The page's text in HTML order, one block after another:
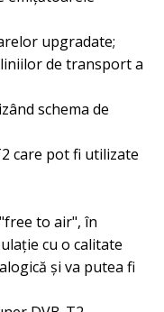
upgradate;
de transport a
schema de
care pot fi utilizate
to air", în
cu o calitate
şi va putea fi